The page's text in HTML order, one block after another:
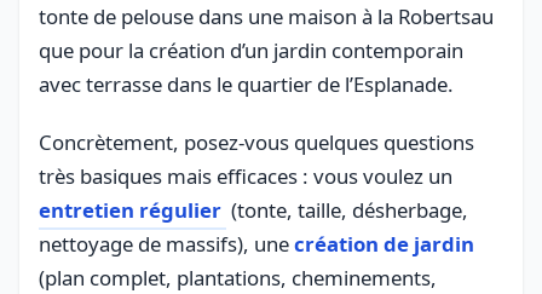
tonte de pelouse dans une maison à la Robertsau
que pour la création d’un jardin contemporain
avec terrasse dans le quartier de l’Esplanade.
Concrètement, posez-vous quelques questions
très basiques mais efficaces : vous voulez un
entretien régulier (tonte, taille, désherbage,
nettoyage de massifs), unecréation de jardin
(plan complet, plantations, cheminements,